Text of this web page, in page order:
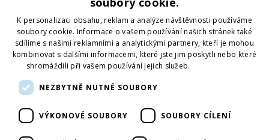
Naši partneři
Formulář pro vrácení zboží
Vrácení zboží
Doprava
Sledujte nás
K personalizaci obsahu, reklam a analýze návštěvnosti používáme
soubory cookie. Informace o vašem používání našich stránek také
sdílíme s našimi reklamními a analytickými partnery, kteří je mohou
kombinovat s dalšími informacemi, které jste jim poskytli nebo které
shromáždili při vašem používání jejich služeb.
NEZBYTNĚ NUTNÉ SOUBORY
VÝKONOVÉ SOUBORY SOUBORY CÍLENÍ